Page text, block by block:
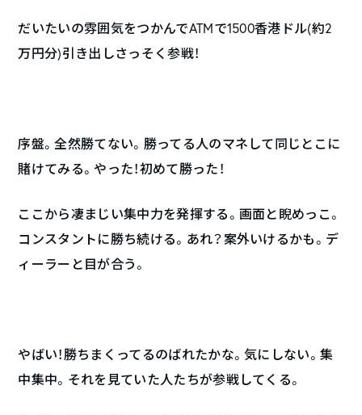
だいたいの雰囲気をつかんでATMで1500香港ドル(約2
万円分)引き出しさっそく参戦！
序盤。全然勝てない。勝ってる人のマネして同じとこに
賭けてみる。やった！初めて勝った！
ここから凄まじい集中力を発揮する。画面と睨めっこ。
コンスタントに勝ち続ける。あれ？案外いけるかも。デ
ィーラーと目が合う。
やばい！勝ちまくってるのばれたかな。気にしない。集
中集中。それを見ていた人たちが参戦してくる。